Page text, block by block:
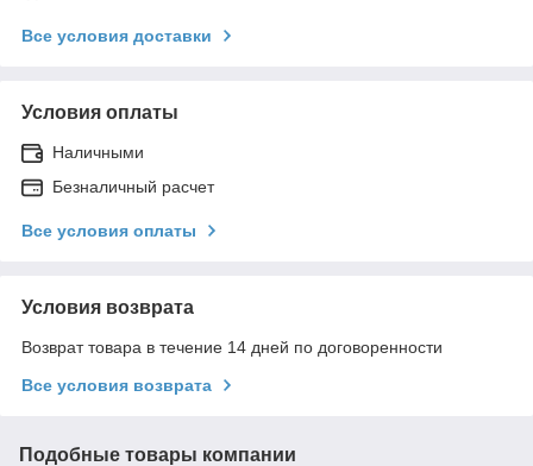
Все условия доставки
Условия оплаты
Наличными
Безналичный расчет
Все условия оплаты
Условия возврата
Возврат товара в течение 14 дней по договоренности
Все условия возврата
Подобные товары компании